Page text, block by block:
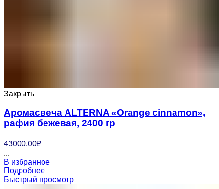
Закрыть
Аромасвеча ALTERNA «Orange cinnamon»,
рафия бежевая, 2400 гр
43000.00₽
...
В избранное
Подробнее
Быстрый просмотр